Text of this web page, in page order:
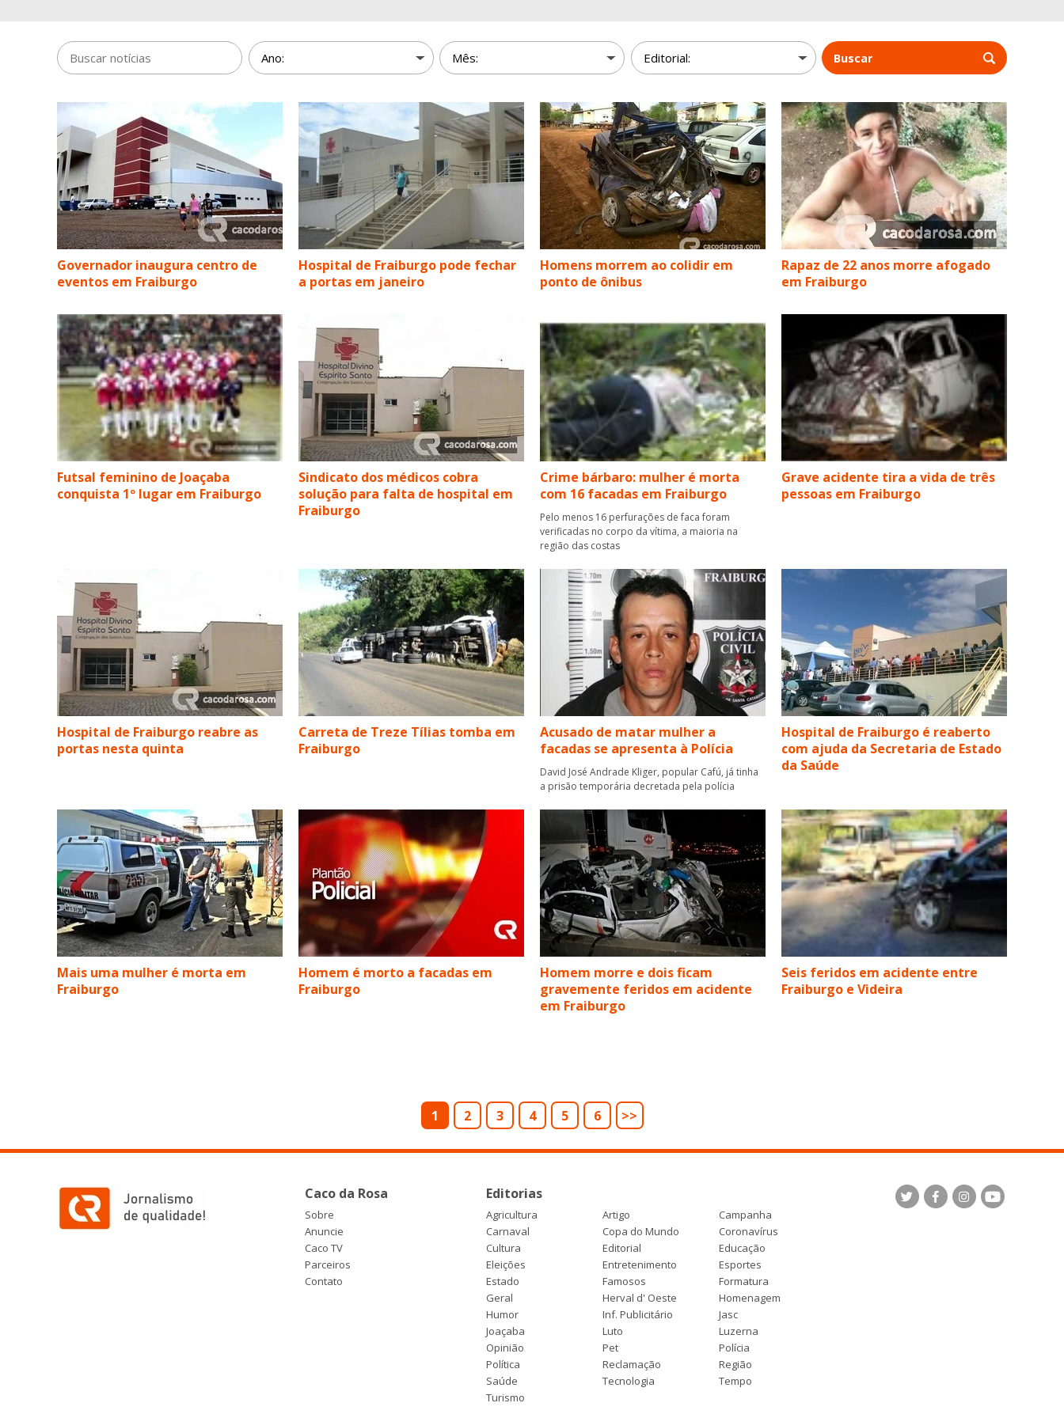
Buscar
Governador inaugura centro de
eventos em Fraiburgo
Hospital de Fraiburgo pode fechar
a portas em janeiro
Homens morrem ao colidir em
ponto de ônibus
Rapaz de 22 anos morre afogado
em Fraiburgo
Futsal feminino de Joaçaba
conquista 1º lugar em Fraiburgo
Sindicato dos médicos cobra
solução para falta de hospital em
Fraiburgo
Crime bárbaro: mulher é morta
com 16 facadas em Fraiburgo
Pelo menos 16 perfurações de faca foram
verificadas no corpo da vítima, a maioria na
região das costas
Grave acidente tira a vida de três
pessoas em Fraiburgo
Hospital de Fraiburgo reabre as
portas nesta quinta
Carreta de Treze Tílias tomba em
Fraiburgo
Acusado de matar mulher a
facadas se apresenta à Polícia
David José Andrade Kliger, popular Cafú, já tinha
a prisão temporária decretada pela polícia
Hospital de Fraiburgo é reaberto
com ajuda da Secretaria de Estado
da Saúde
Mais uma mulher é morta em
Fraiburgo
Homem é morto a facadas em
Fraiburgo
Homem morre e dois ficam
gravemente feridos em acidente
em Fraiburgo
Seis feridos em acidente entre
Fraiburgo e Videira
1 2 3 4 5 6 >>
Caco da Rosa
Sobre
Anuncie
Caco TV
Parceiros
Contato
Editorias
Agricultura Artigo
Campanha
Carnaval
Copa do Mundo
Coronavírus
Cultura
Editorial
Educação
Eleições
Entretenimento
Esportes
Estado
Famosos
Formatura
Geral
Herval d' Oeste
Homenagem
Humor
Inf. Publicitário
Jasc
Joaçaba
Luto
Luzerna
Opinião
Pet
Polícia
Política
Reclamação
Região
Saúde
Tecnologia
Tempo
Turismo